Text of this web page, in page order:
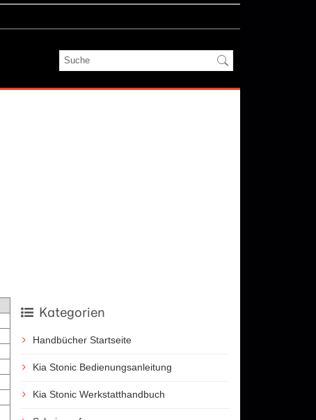
Kategorien
Handbücher Startseite
Kia Stonic Bedienungsanleitung
Kia Stonic Werkstatthandbuch